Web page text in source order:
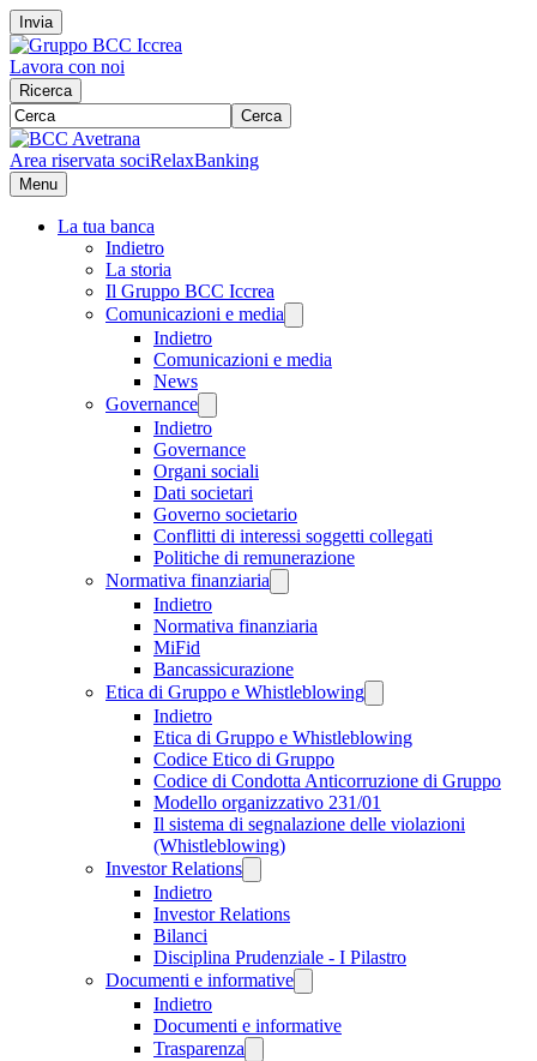
Invia
Lavora con noi
Ricerca
Cerca
Area riservata sociRelaxBanking
Menu
La tua banca
Indietro
La storia
Il Gruppo BCC Iccrea
Comunicazioni e media
Indietro
Comunicazioni e media
News
Governance
Indietro
Governance
Organi sociali
Dati societari
Governo societario
Conflitti di interessi soggetti collegati
Politiche di remunerazione
Normativa finanziaria
Indietro
Normativa finanziaria
MiFid
Bancassicurazione
Etica di Gruppo e Whistleblowing
Indietro
Etica di Gruppo e Whistleblowing
Codice Etico di Gruppo
Codice di Condotta Anticorruzione di Gruppo
Modello organizzativo 231/01
Il sistema di segnalazione delle violazioni
(Whistleblowing)
Investor Relations
Indietro
Investor Relations
Bilanci
Disciplina Prudenziale - I Pilastro
Documenti e informative
Indietro
Documenti e informative
Trasparenza